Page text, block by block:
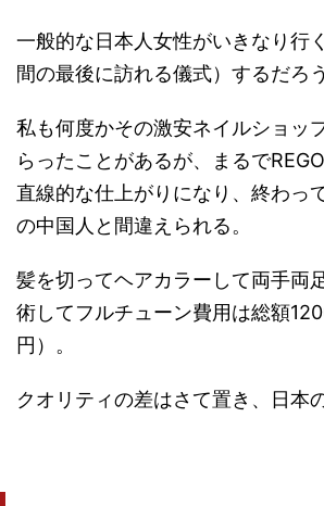
一般的な日本人女性がいきなり行
間の最後に訪れる儀式）するだろう
私も何度かその激安ネイルショッ
らったことがあるが、まるで
直線的な仕上がりになり、終わっ
の中国人と間違えられる。
髪を切ってヘアカラーして両手両
術してフルチューン費用は総額
円）。
クオリティの差はさて置き、日本